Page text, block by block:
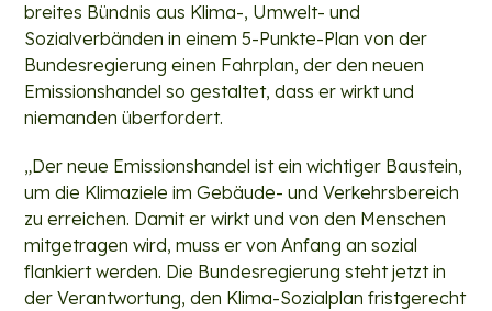
breites Bündnis aus Klima-, Umwelt- und
Sozialverbänden in einem 5-Punkte-Plan von der
Bundesregierung einen Fahrplan, der den neuen
Emissionshandel so gestaltet, dass er wirkt und
niemanden überfordert.
„Der neue Emissionshandel ist ein wichtiger Baustein,
um die Klimaziele im Gebäude- und Verkehrsbereich
zu erreichen. Damit er wirkt und von den Menschen
mitgetragen wird, muss er von Anfang an sozial
flankiert werden. Die Bundesregierung steht jetzt in
der Verantwortung, den Klima-Sozialplan fristgerecht